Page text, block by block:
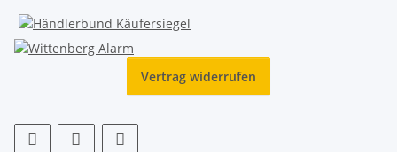
Vertrag widerrufen